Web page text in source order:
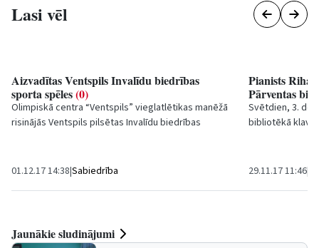
Lasi vēl
Aizvadītas Ventspils Invalīdu biedrības
sporta spēles(0)
Olimpiskā centra “Ventspils” vieglatlētikas manēžā
risinājās Ventspils pilsētas Invalīdu biedrības
01.12.17 14:38|Sabiedrība
Pianists
Pārventas
Svētdien, 3.
bibliotēkā
29.11.17 11:46|
Jaunākie sludinājumi